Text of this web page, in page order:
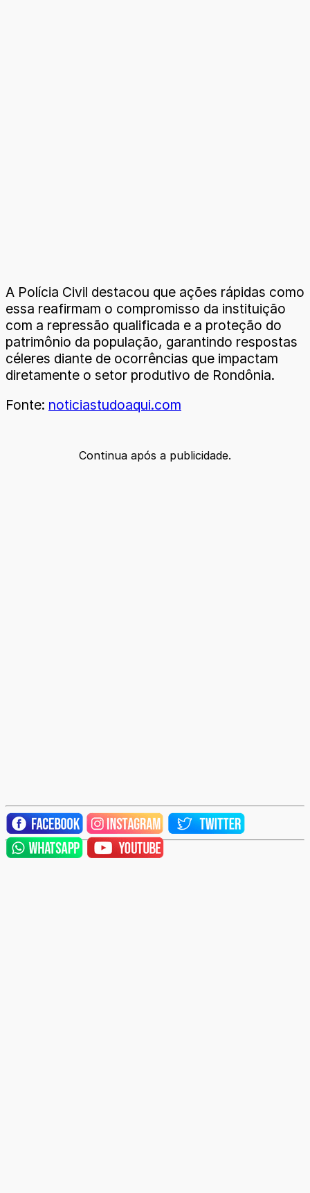
A Polícia Civil destacou que ações rápidas como
essa reafirmam o compromisso da instituição
com a repressão qualificada e a proteção do
patrimônio da população, garantindo respostas
céleres diante de ocorrências que impactam
diretamente o setor produtivo de Rondônia.
Fonte: noticiastudoaqui.com
Continua após a publicidade.